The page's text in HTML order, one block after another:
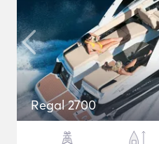
Regal 2700